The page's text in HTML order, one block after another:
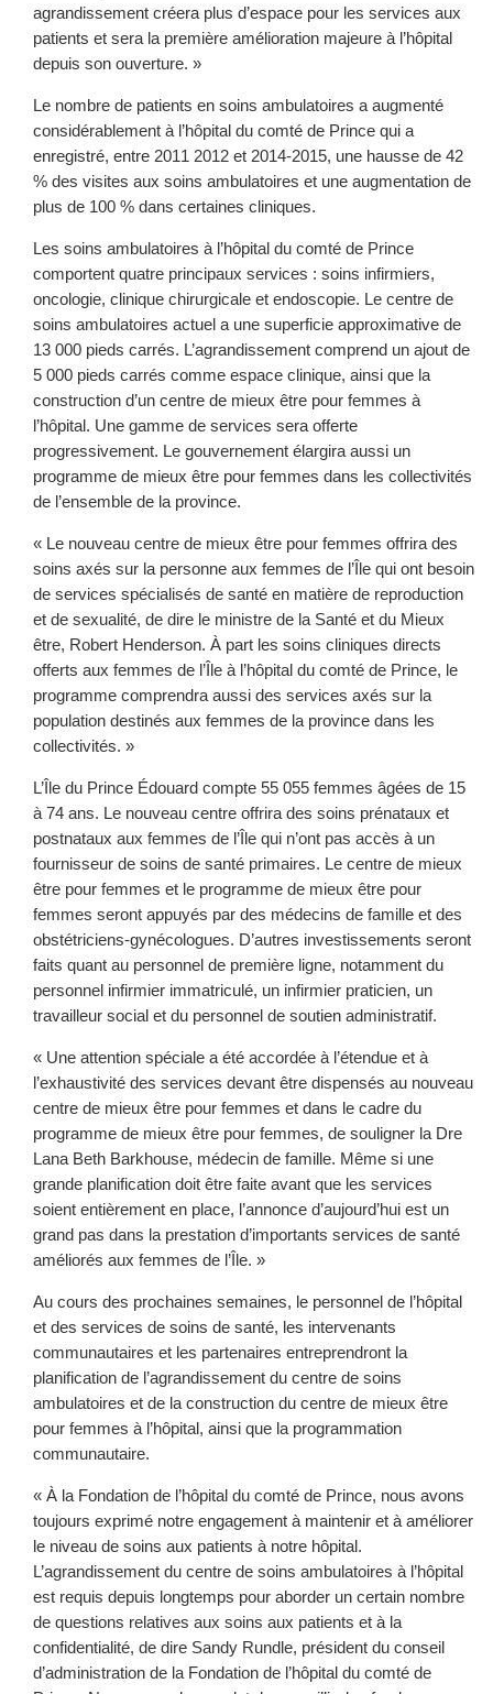
agrandissement créera plus d’espace pour les services aux
patients et sera la première amélioration majeure à l’hôpital
depuis son ouverture. »
Le nombre de patients en soins ambulatoires a augmenté
considérablement à l’hôpital du comté de Prince qui a
enregistré, entre 2011 2012 et 2014-2015, une hausse de 42
% des visites aux soins ambulatoires et une augmentation de
plus de 100 % dans certaines cliniques.
Les soins ambulatoires à l’hôpital du comté de Prince
comportent quatre principaux services : soins infirmiers,
oncologie, clinique chirurgicale et endoscopie. Le centre de
soins ambulatoires actuel a une superficie approximative de
13 000 pieds carrés. L’agrandissement comprend un ajout de
5 000 pieds carrés comme espace clinique, ainsi que la
construction d’un centre de mieux être pour femmes à
l’hôpital. Une gamme de services sera offerte
progressivement. Le gouvernement élargira aussi un
programme de mieux être pour femmes dans les collectivités
de l’ensemble de la province.
« Le nouveau centre de mieux être pour femmes offrira des
soins axés sur la personne aux femmes de l’Île qui ont besoin
de services spécialisés de santé en matière de reproduction
et de sexualité, de dire le ministre de la Santé et du Mieux
être, Robert Henderson. À part les soins cliniques directs
offerts aux femmes de l’Île à l’hôpital du comté de Prince, le
programme comprendra aussi des services axés sur la
population destinés aux femmes de la province dans les
collectivités. »
L’Île du Prince Édouard compte 55 055 femmes âgées de 15
à 74 ans. Le nouveau centre offrira des soins prénataux et
postnataux aux femmes de l’Île qui n’ont pas accès à un
fournisseur de soins de santé primaires. Le centre de mieux
être pour femmes et le programme de mieux être pour
femmes seront appuyés par des médecins de famille et des
obstétriciens-gynécologues. D’autres investissements seront
faits quant au personnel de première ligne, notamment du
personnel infirmier immatriculé, un infirmier praticien, un
travailleur social et du personnel de soutien administratif.
« Une attention spéciale a été accordée à l’étendue et à
l’exhaustivité des services devant être dispensés au nouveau
centre de mieux être pour femmes et dans le cadre du
programme de mieux être pour femmes, de souligner la Dre
Lana Beth Barkhouse, médecin de famille. Même si une
grande planification doit être faite avant que les services
soient entièrement en place, l’annonce d’aujourd’hui est un
grand pas dans la prestation d’importants services de santé
améliorés aux femmes de l’Île. »
Au cours des prochaines semaines, le personnel de l’hôpital
et des services de soins de santé, les intervenants
communautaires et les partenaires entreprendront la
planification de l’agrandissement du centre de soins
ambulatoires et de la construction du centre de mieux être
pour femmes à l’hôpital, ainsi que la programmation
communautaire.
« À la Fondation de l’hôpital du comté de Prince, nous avons
toujours exprimé notre engagement à maintenir et à améliorer
le niveau de soins aux patients à notre hôpital.
L’agrandissement du centre de soins ambulatoires à l’hôpital
est requis depuis longtemps pour aborder un certain nombre
de questions relatives aux soins aux patients et à la
confidentialité, de dire Sandy Rundle, président du conseil
d’administration de la Fondation de l’hôpital du comté de